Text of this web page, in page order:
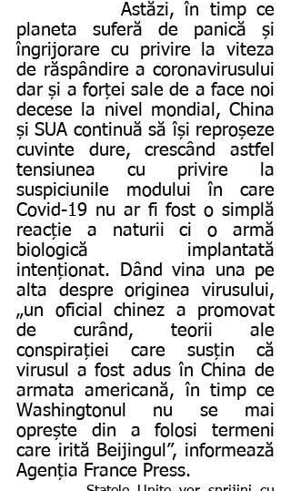
planeta suferă de panică și
îngrijorare cu privire la viteza
de răspândire a coronavirusului
dar și a forței sale de a face noi
decese la nivel mondial, China
și SUA continuă să își reproșeze
cuvinte dure, crescând astfel
tensiunea cu privire la
suspiciunile modului în care
Covid-19 nu ar fi fost o simplă
reacție a naturii ci o armă
biologică implantată
intenționat. Dând vina una pe
alta despre originea virusului,
„un oficial chinez a promovat
de curând, teorii ale
conspirației care susțin că
virusul a fost adus în China de
armata americană, în timp ce
Washingtonul nu se mai
oprește din a folosi termeni
care irită Beijingul”, informează
Agenția France Press.